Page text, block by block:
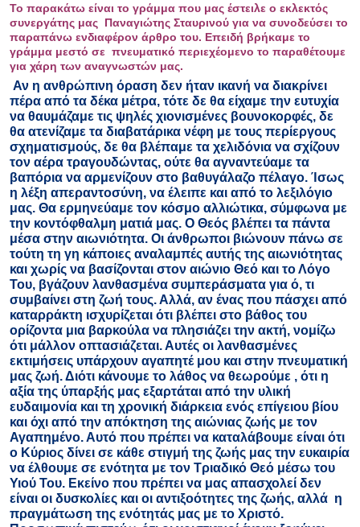
Το παρακάτω είναι το γράμμα που μας έστειλε ο εκλεκτός
συνεργάτης μας Παναγιώτης Σταυρινού για να συνοδεύσει το
παραπάνω ενδιαφέρον άρθρο του. Επειδή βρήκαμε το
γράμμα μεστό σε πνευματικό περιεχέομενο το παραθέτουμε
για χάρη των αναγνωστών μας.
Αν η ανθρώπινη όραση δεν ήταν ικανή να διακρίνει
πέρα από τα δέκα μέτρα, τότε δε θα είχαμε την ευτυχία
να θαυμάζαμε τις ψηλές χιονισμένες βουνοκορφές, δε
θα ατενίζαμε τα διαβατάρικα νέφη με τους περίεργους
σχηματισμούς, δε θα βλέπαμε τα χελιδόνια να σχίζουν
τον αέρα τραγουδώντας, ούτε θα αγναντεύαμε τα
βαπόρια να αρμενίζουν στο βαθυγάλαζο πέλαγο. Ίσως
η λέξη απεραντοσύνη, να έλειπε και από το λεξιλόγιο
μας. Θα ερμηνεύαμε τον κόσμο αλλιώτικα, σύμφωνα με
την κοντόφθαλμη ματιά μας. Ο Θεός βλέπει τα πάντα
μέσα στην αιωνιότητα. Οι άνθρωποι βιώνουν πάνω σε
τούτη τη γη κάποιες αναλαμπές αυτής της αιωνιότητας
και χωρίς να βασίζονται στον αιώνιο Θεό και το Λόγο
Του, βγάζουν λανθασμένα συμπεράσματα για ό, τι
συμβαίνει στη ζωή τους. Αλλά, αν ένας που πάσχει από
καταρράκτη ισχυρίζεται ότι βλέπει στο βάθος του
ορίζοντα μια βαρκούλα να πλησιάζει την ακτή, νομίζω
ότι μάλλον οπτασιάζεται. Αυτές οι λανθασμένες
εκτιμήσεις υπάρχουν αγαπητέ μου και στην πνευματική
μας ζωή. Διότι κάνουμε το λάθος να θεωρούμε , ότι η
αξία της ύπαρξής μας εξαρτάται από την υλική
ευδαιμονία και τη χρονική διάρκεια ενός επίγειου βίου
και όχι από την απόκτηση της αιώνιας ζωής με τον
Αγαπημένο. Αυτό που πρέπει να καταλάβουμε είναι ότι
ο Κύριος δίνει σε κάθε στιγμή της ζωής μας την ευκαιρία
να έλθουμε σε ενότητα με τον Τριαδικό Θεό μέσω του
Υιού Του. Εκείνο που πρέπει να μας απασχολεί δεν
είναι οι δυσκολίες και οι αντιξοότητες της ζωής, αλλά η
πραγμάτωση της ενότητάς μας με το Χριστό.